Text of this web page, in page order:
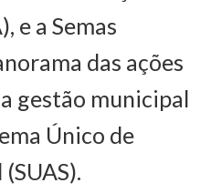
e a Semas
das ações
gestão municipal
Único de